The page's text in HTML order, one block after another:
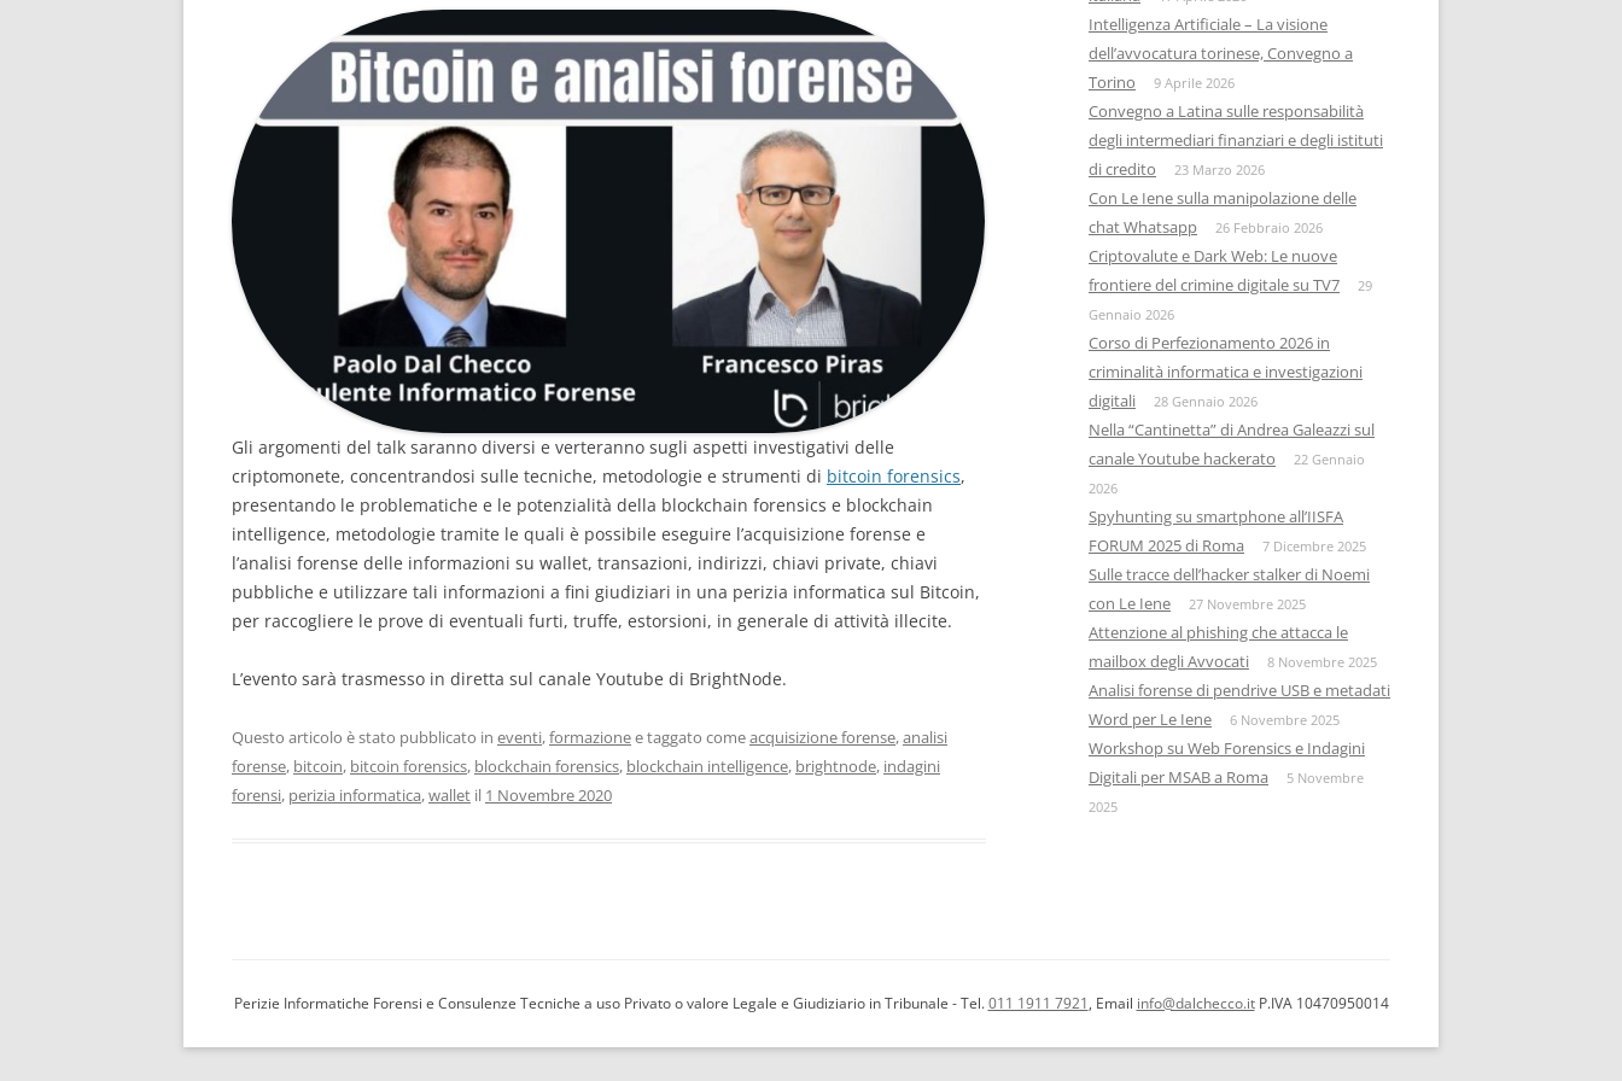
Gli argomenti del talk saranno diversi e verteranno sugli aspetti investigativi delle
criptomonete, concentrandosi sulle tecniche, metodologie e strumenti di bitcoin forensics,
presentando le problematiche e le potenzialità della blockchain forensics e blockchain
intelligence, metodologie tramite le quali è possibile eseguire l’acquisizione forense e
l’analisi forense delle informazioni su wallet, transazioni, indirizzi, chiavi private, chiavi
pubbliche e utilizzare tali informazioni a fini giudiziari in una perizia informatica sul Bitcoin,
per raccogliere le prove di eventuali furti, truffe, estorsioni, in generale di attività illecite.
L’evento sarà trasmesso in diretta sul canale Youtube di BrightNode.
Questo articolo è stato pubblicato in eventi,formazionee taggato comeacquisizione forense,analisi
forense, bitcoin, bitcoin forensics, blockchain forensics, blockchain intelligence, brightnode, indagini
forensi, perizia informatica,wallet il 1 Novembre 2020
Intelligenza Artificiale – La visione
dell’avvocatura torinese, Convegno a
Torino
9 Aprile 2026
Convegno a Latina sulle responsabilità
degli intermediari finanziari e degli istituti
di credito
23 Marzo 2026
Con Le Iene sulla manipolazione delle
chat Whatsapp
26 Febbraio 2026
Criptovalute e Dark Web: Le nuove
frontiere del crimine digitale su TV7
29
Gennaio 2026
Corso di Perfezionamento 2026 in
criminalità informatica e investigazioni
digitali
28 Gennaio 2026
Nella “Cantinetta” di Andrea Galeazzi sul
canale Youtube hackerato
22 Gennaio
2026
Spyhunting su smartphone all’IISFA
FORUM 2025 di Roma
7 Dicembre 2025
Sulle tracce dell’hacker stalker di Noemi
con Le Iene
27 Novembre 2025
Attenzione al phishing che attacca le
mailbox degli Avvocati
8 Novembre 2025
Analisi forense di pendrive USB e metadati
Word per Le Iene
6 Novembre 2025
Workshop su Web Forensics e Indagini
Digitali per MSAB a Roma
5 Novembre
2025
Perizie Informatiche Forensi e Consulenze Tecniche a uso Privato o valore Legale e Giudiziario in Tribunale - Tel.011 1911 7921, Email info@dalchecco.itP.IVA 10470950014